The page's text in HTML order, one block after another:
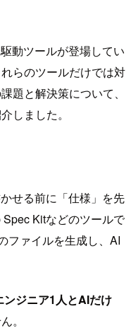
動ツールが登場してい
らのツールだけでは対
題と解決策について、
しました。
せる前に「仕様」を先
Kitなどのツールで
ファイルを生成し、AI
ンジニア1人とAIだけ
。